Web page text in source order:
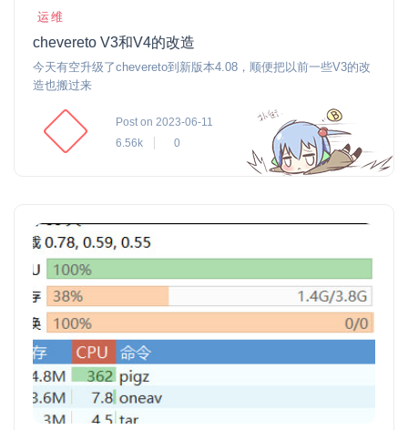
运维
chevereto V3和V4的改造
今天有空升级了chevereto到新版本4.08，顺便把以前一些V3的改
造也搬过来
Post on 2023-06-11
6.56k
0